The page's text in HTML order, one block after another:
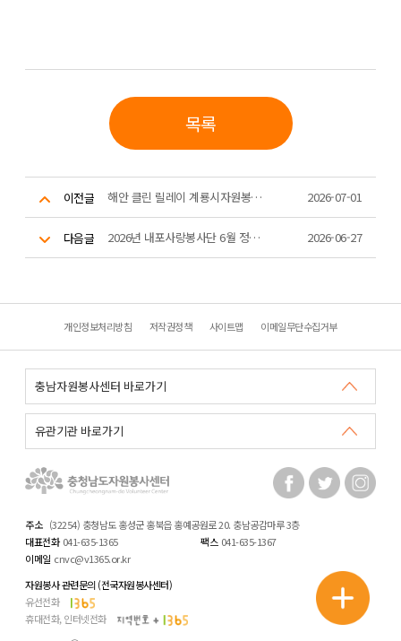
목록
이전글 해안 클린 릴레이 계룡시자원봉사센터 활동 2026-07-01
다음글 2026년 내포사랑봉사단 6월 정기 제과제빵 활동 2026-06-27
개인정보처리방침 저작권정책 사이트맵 이메일무단수집거부
주소 (32254) 충청남도 홍성군 홍북읍 홍예공원로 20. 충남공감마루 3층
대표전화 041-635-1365 팩스 041-635-1367
이메일 cnvc@v1365.or.kr
자원봉사 관련문의 (전국자원봉사센터)
유선전화
휴대전화, 인터넷전화